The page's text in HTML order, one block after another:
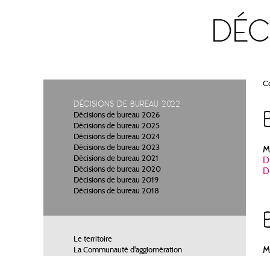
Décisions de bureau 2022
Décisions de bureau 2026
Décisions de bureau 2025
Décisions de bureau 2024
Décisions de bureau 2023
Décisions de bureau 2021
Décisions de bureau 2020
Décisions de bureau 2019
Décisions de bureau 2018
Le territoire
La Communauté d'agglomération